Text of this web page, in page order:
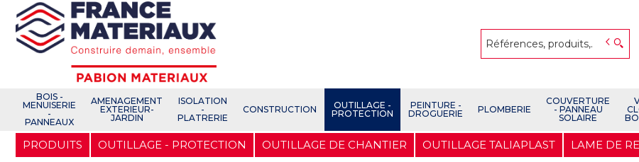
Aller
contenu
BOIS -
MENUISERIE
-
PANNEAUX
AMENAGEMENT
EXTERIEUR-
JARDIN
ISOLATION
-
PLATRERIE
CONSTRUCTION
OUTILLAGE -
PROTECTION
PEINTURE -
DROGUERIE
PLOMBERIE
COUVERTURE
- PANNEAU
SOLAIRE
PRODUITS OUTILLAGE - PROTECTION OUTILLAGE DE CHANTIER OUTILLAGE TALIAPLAST LAME DE